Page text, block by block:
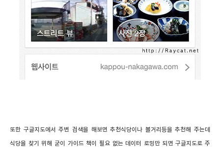
또한 구글지도에서 주변 검색을 해보면 추천식당이나 볼거리등을 추천해 주는데
식당을 찾기 위해 굳이 가이드 책이 필요 없는 데이터 로밍만 되면 구글지도로 주